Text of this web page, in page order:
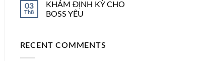
03
Th8
KHÁM ĐỊNH KỲ CHO
BOSS YÊU
RECENT COMMENTS